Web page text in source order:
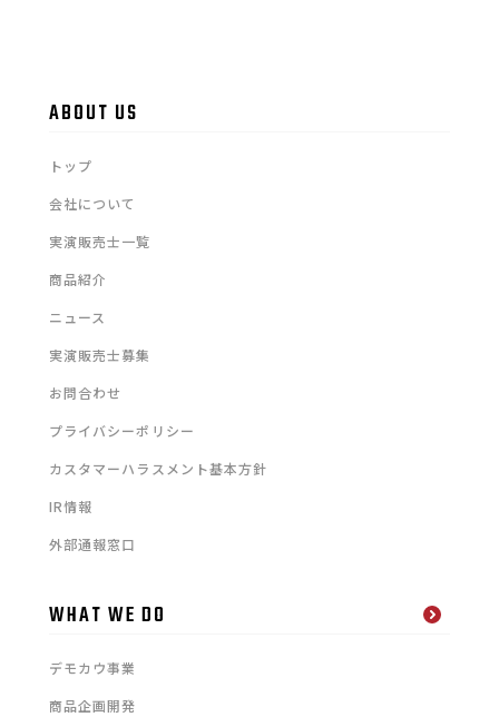
ABOUT US
トップ
会社について
実演販売士一覧
商品紹介
ニュース
実演販売士募集
お問合わせ
プライバシーポリシー
カスタマーハラスメント基本方針
IR情報
外部通報窓口
WHAT WE DO
デモカウ事業
商品企画開発